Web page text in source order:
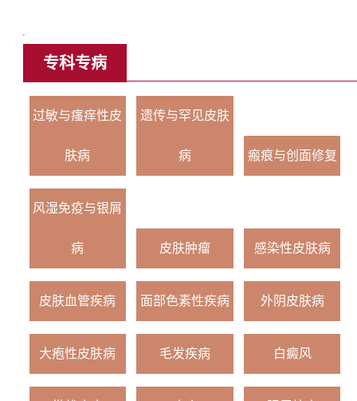
专科专病
过敏与瘙痒性皮
肤病
遗传与罕见皮肤
病 瘢痕与创面修复
风湿免疫与银屑
病 皮肤肿瘤 感染性皮肤病
皮肤血管疾病 面部色素性疾病 外阴皮肤病
大疱性皮肤病 毛发疾病 白癜风